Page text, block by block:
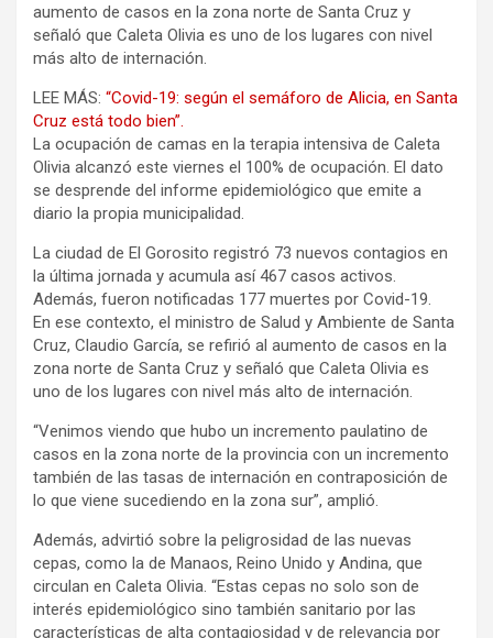
aumento de casos en la zona norte de Santa Cruz y
señaló que Caleta Olivia es uno de los lugares con nivel
más alto de internación.
LEE MÁS: “Covid-19: según el semáforo de Alicia, en Santa
Cruz está todo bien”.
La ocupación de camas en la terapia intensiva de Caleta
Olivia alcanzó este viernes el 100% de ocupación. El dato
se desprende del informe epidemiológico que emite a
diario la propia municipalidad.
La ciudad de El Gorosito registró 73 nuevos contagios en
la última jornada y acumula así 467 casos activos.
Además, fueron notificadas 177 muertes por Covid-19.
En ese contexto, el ministro de Salud y Ambiente de Santa
Cruz, Claudio García, se refirió al aumento de casos en la
zona norte de Santa Cruz y señaló que Caleta Olivia es
uno de los lugares con nivel más alto de internación.
“Venimos viendo que hubo un incremento paulatino de
casos en la zona norte de la provincia con un incremento
también de las tasas de internación en contraposición de
lo que viene sucediendo en la zona sur”, amplió.
Además, advirtió sobre la peligrosidad de las nuevas
cepas, como la de Manaos, Reino Unido y Andina, que
circulan en Caleta Olivia. “Estas cepas no solo son de
interés epidemiológico sino también sanitario por las
características de alta contagiosidad y de relevancia por